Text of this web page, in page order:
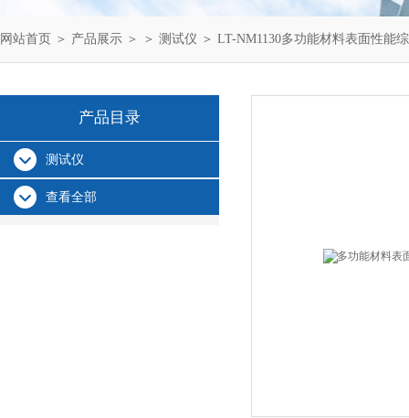
网站首页 ＞ 产品展示 ＞ ＞ 测试仪 ＞ LT-NM1130多功能材料表面性能
产品目录
测试仪
查看全部